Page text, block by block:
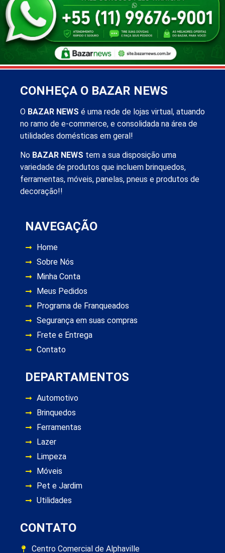
CONHEÇA O BAZAR NEWS
O BAZAR NEWS é uma rede de lojas virtual, atuando
no ramo de e-commerce, e consolidada na área de
utilidades domésticas em geral!
No BAZAR NEWS tem a sua disposição uma
variedade de produtos que incluem brinquedos,
ferramentas, móveis, panelas, pneus e produtos de
decoração!!
NAVEGAÇÃO
Home
Sobre Nós
Minha Conta
Meus Pedidos
Programa de Franqueados
Segurança em suas compras
Frete e Entrega
Contato
DEPARTAMENTOS
Automotivo
Brinquedos
Ferramentas
Lazer
Limpeza
Móveis
Pet e Jardim
Utilidades
CONTATO
Centro Comercial de Alphaville